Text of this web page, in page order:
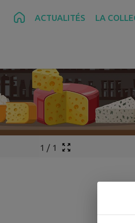
Recherche Pied de page
ACTUALITÉS LA
1 / 1